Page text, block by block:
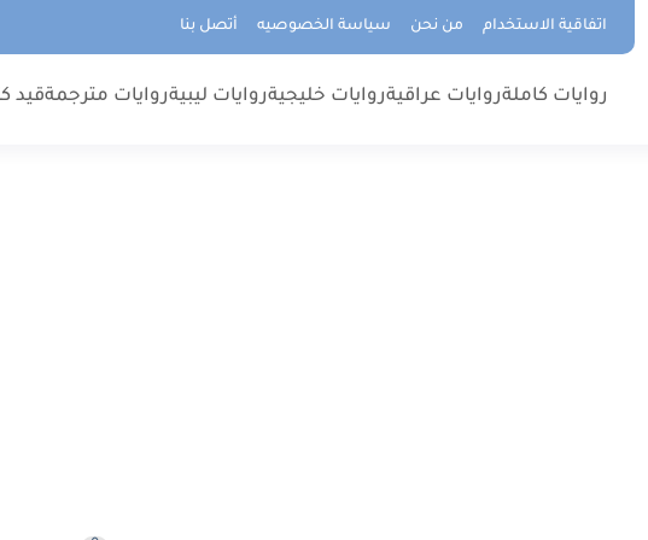
اتفاقية الاستخدام من نحن سياسة الخصوصيه أتصل بنا
روايات كاملةروايات عراقيةروايات خليجيةروايات ليبيةروايات مترجمةقيد